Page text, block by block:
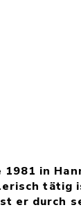
in
tätig
er durch